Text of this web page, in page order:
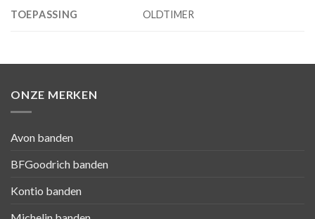
TOEPASSING OLDTIMER
ONZE MERKEN
Avon banden
BFGoodrich banden
Kontio banden